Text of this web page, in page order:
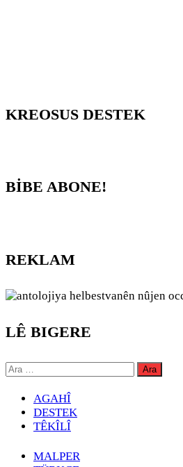
KREOSUS DESTEK
BİBE ABONE!
REKLAM
LÊ BIGERE
Arama:
AGAHÎ
DESTEK
TÊKÎLÎ
MALPER